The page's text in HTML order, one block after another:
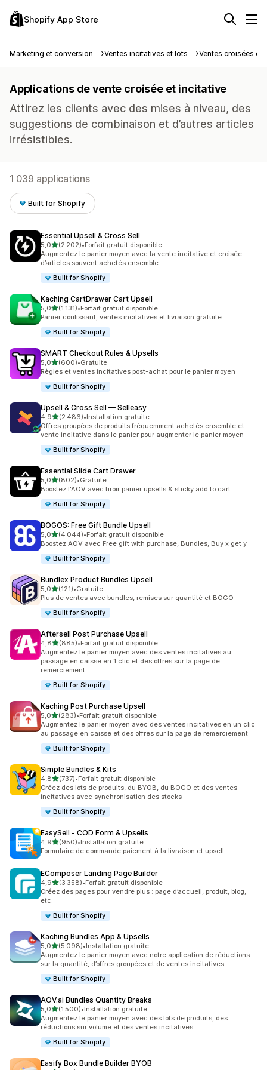
Shopify App Store
Marketing et conversion Ventes incitatives et lots Ventes croisées et
Applications de vente croisée et incitative
Attirez les clients avec des mises à niveau, des
suggestions de combinaison et d’autres articles
irrésistibles.
1 039 applications
Built for Shopify
Essential Upsell & Cross Sell
5,0étoile(s) sur 5
(2 202)
2202 avis au total
•Forfait gratuit disponible
Augmentez le panier moyen avec la vente incitative et croisée
d’articles souvent achetés ensemble
Built for Shopify
Kaching CartDrawer Cart Upsell
5,0étoile(s) sur 5
(1 131)
1131 avis au total
•Forfait gratuit disponible
Panier coulissant, ventes incitatives et livraison gratuite
Built for Shopify
SMART Checkout Rules & Upsells
5,0étoile(s) sur 5
(600)
600 avis au total
•Gratuite
Règles et ventes incitatives post-achat pour le panier moyen
Built for Shopify
Upsell & Cross Sell — Selleasy
4,9étoile(s) sur 5
(2 486)
2486 avis au total
•Installation gratuite
Offres groupées de produits fréquemment achetés ensemble et
vente incitative dans le panier pour augmenter le panier moyen
Built for Shopify
Essential Slide Cart Drawer
5,0étoile(s) sur 5
(802)
802 avis au total
•Gratuite
Boostez l'AOV avec tiroir panier upsells & sticky add to cart
Built for Shopify
BOGOS: Free Gift Bundle Upsell
5,0étoile(s) sur 5
(4 044)
4044 avis au total
•Forfait gratuit disponible
Boostez AOV avec Free gift with purchase, Bundles, Buy x get y
Built for Shopify
Bundlex Product Bundles Upsell
5,0étoile(s) sur 5
(121)
121 avis au total
•Gratuite
Plus de ventes avec bundles, remises sur quantité et BOGO
Built for Shopify
Aftersell Post Purchase Upsell
4,8étoile(s) sur 5
(885)
885 avis au total
•Forfait gratuit disponible
Augmentez le panier moyen avec des ventes incitatives au
passage en caisse en 1 clic et des offres sur la page de
remerciement
Built for Shopify
Kaching Post Purchase Upsell
5,0étoile(s) sur 5
(283)
283 avis au total
•Forfait gratuit disponible
Augmentez le panier moyen avec des ventes incitatives en un clic
au passage en caisse et des offres sur la page de remerciement
Built for Shopify
Simple Bundles & Kits
4,8étoile(s) sur 5
(737)
737 avis au total
•Forfait gratuit disponible
Créez des lots de produits, du BYOB, du BOGO et des ventes
incitatives avec synchronisation des stocks
Built for Shopify
EasySell ‑ COD Form & Upsells
4,9étoile(s) sur 5
(950)
950 avis au total
•Installation gratuite
Formulaire de commande paiement à la livraison et upsell
EComposer Landing Page Builder
4,9étoile(s) sur 5
(3 358)
3358 avis au total
•Forfait gratuit disponible
Créez des pages pour vendre plus : page d’accueil, produit, blog,
etc.
Built for Shopify
Kaching Bundles App & Upsells
5,0étoile(s) sur 5
(5 098)
5098 avis au total
•Installation gratuite
Augmentez le panier moyen avec notre application de réductions
sur la quantité, d’offres groupées et de ventes incitatives
Built for Shopify
AOV.ai Bundles Quantity Breaks
5,0étoile(s) sur 5
(1 500)
1500 avis au total
•Installation gratuite
Augmentez le panier moyen avec des lots de produits, des
réductions sur volume et des ventes incitatives
Built for Shopify
Easify Box Bundle Builder BYOB